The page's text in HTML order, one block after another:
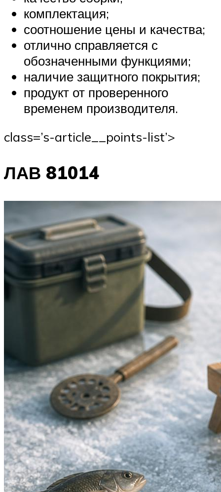
комплектация;
соотношение цены и качества;
отлично справляется с
обозначенными функциями;
наличие защитного покрытия;
продукт от проверенного
временем производителя.
class=’s-article__points-list’>
ЛАВ 81014